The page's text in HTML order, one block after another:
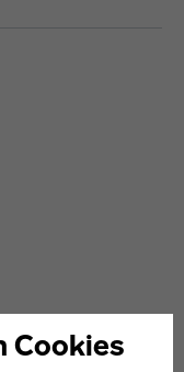
Cookies